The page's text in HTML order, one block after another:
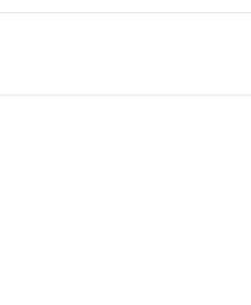
Volume de la boîte extérieure